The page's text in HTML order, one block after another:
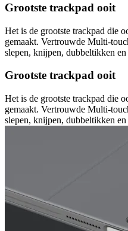
Grootste trackpad ooit
Het is de grootste trackpad die
gemaakt. Vertrouwde Multi-
slepen, knijpen, dubbeltikken en
Grootste trackpad ooit
Het is de grootste trackpad die
gemaakt. Vertrouwde Multi-
slepen, knijpen, dubbeltikken en